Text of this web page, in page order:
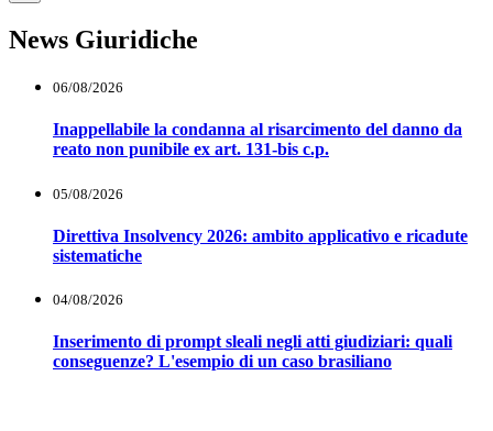
News Giuridiche
06/08/2026
Inappellabile la condanna al risarcimento del danno da
reato non punibile ex art. 131-bis c.p.
05/08/2026
Direttiva Insolvency 2026: ambito applicativo e ricadute
sistematiche
04/08/2026
Inserimento di prompt sleali negli atti giudiziari: quali
conseguenze? L'esempio di un caso brasiliano